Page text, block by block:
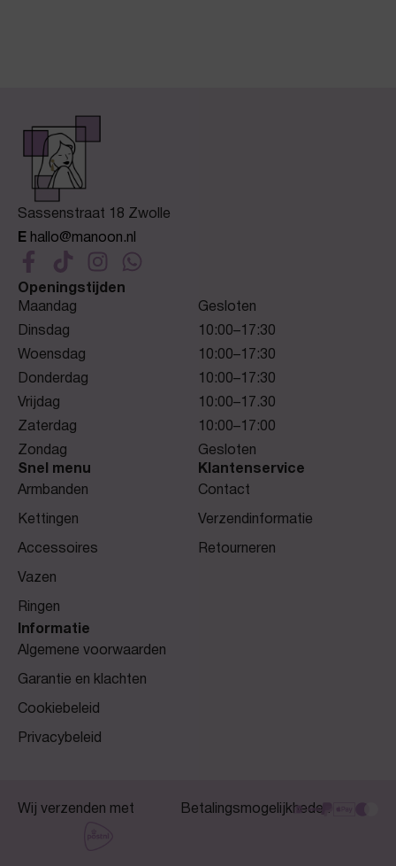
Sassenstraat 18 Zwolle
E hallo@manoon.nl
Openingstijden
Maandag
Gesloten
Dinsdag
10:00–17:30
Woensdag
10:00–17:30
Donderdag
10:00–17:30
Vrijdag
10:00–17.30
Zaterdag
10:00–17:00
Zondag
Gesloten
Snel menu
Armbanden
Kettingen
Accessoires
Vazen
Ringen
Klantenservice
Contact
Verzendinformatie
Retourneren
Informatie
Algemene voorwaarden
Garantie en klachten
Cookiebeleid
Privacybeleid
Wij verzenden met Betalingsmogelijkheden